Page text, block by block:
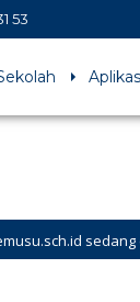
53
sedang dalam